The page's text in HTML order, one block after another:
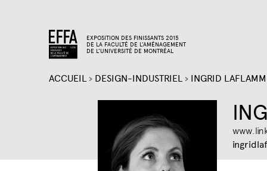
EXPOSITION DES FINISSANTS 2015
DE LA FACULTÉ DE L’AMÉNAGEMENT
DE L’UNIVERSITÉ DE MONTRÉAL
ICI
ACCUEIL › DESIGN-INDUSTRIEL › INGRID